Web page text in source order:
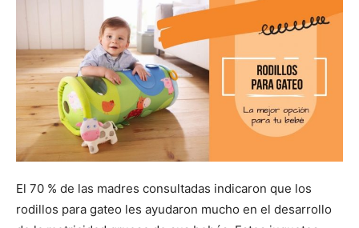
El 70 % de las madres consultadas indicaron que los
rodillos para gateo les ayudaron mucho en el desarrollo